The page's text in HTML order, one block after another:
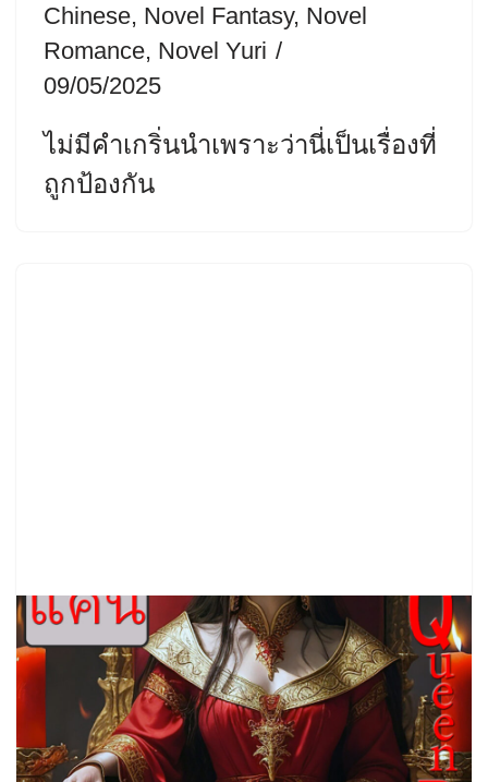
Chinese, Novel Fantasy, Novel
Romance, Novel Yuri
09/05/2025
ไม่มีคำเกริ่นนำเพราะว่านี่เป็นเรื่องที่
ถูกป้องกัน